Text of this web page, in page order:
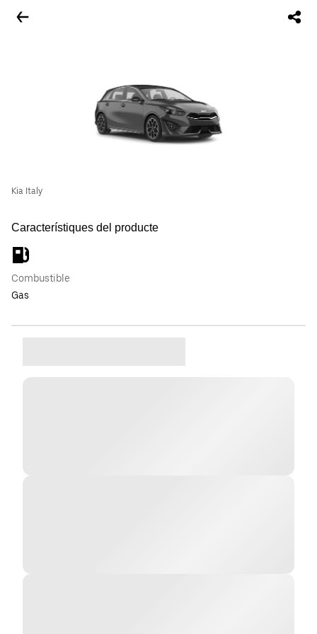
Kia Italy
Característiques del producte
Combustible
Gas